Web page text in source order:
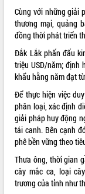
Cùng với những giải
thương mại, quảng
đồng thời phát triển
Đắk Lắk phấn đấu
triệu USD/năm; định
khẩu hằng năm đạt
Để thực hiện việc
phân loại, xác định
giải pháp huy động
tái canh. Bên cạnh
phê bền vững theo
Thưa ông, thời gian
cây mắc ca, loại
trương của tỉnh như